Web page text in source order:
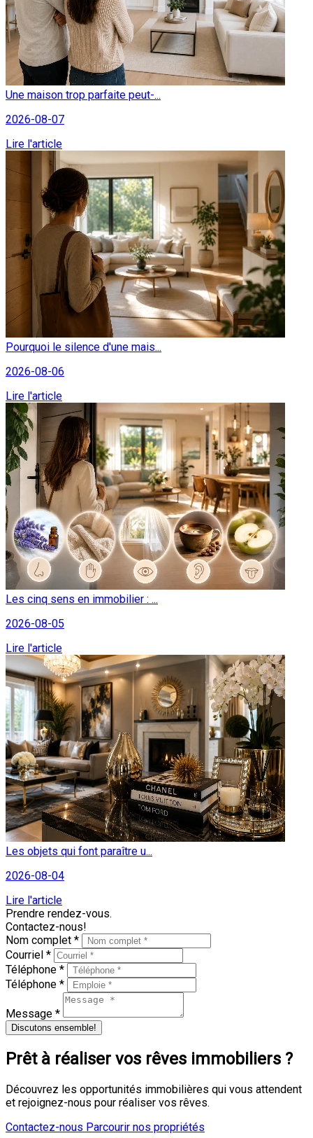
Une maison trop parfaite peut-...
2026-08-07
Lire l'article
Pourquoi le silence d'une mais...
2026-08-06
Lire l'article
Les cinq sens en immobilier : ...
2026-08-05
Lire l'article
Les objets qui font paraître u...
2026-08-04
Lire l'article
Prendre rendez-vous.
Contactez-nous!
Nom complet *
Courriel *
Téléphone *
Téléphone *
Message *
Discutons ensemble!
Prêt à réaliser vos rêves immobiliers ?
Découvrez les opportunités immobilières qui vous attendent
et rejoignez-nous pour réaliser vos rêves.
Contactez-nous Parcourir nos propriétés